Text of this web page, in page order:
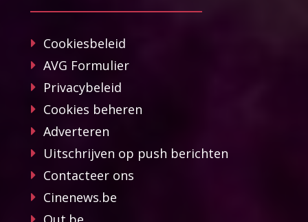
Cookiesbeleid
AVG Formulier
Privacybeleid
Cookies beheren
Adverteren
Uitschrijven op push berichten
Contacteer ons
Cinenews.be